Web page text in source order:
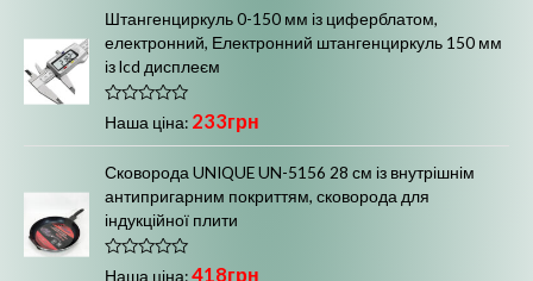
Штангенциркуль 0-150 мм із циферблатом,
електронний, Електронний штангенциркуль 150 мм
із lcd дисплеєм
О
ц
і
н
е
н
в
0
з
5
Наша ціна: 233грн
Сковорода UNIQUE UN-5156 28 см із внутрішнім
антипригарним покриттям, сковорода для
індукційної плити
О
Наша ціна:418грн